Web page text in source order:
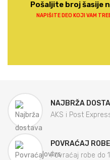
Pošaljite broj šasije
NAPIŠITE DEO KOJI VAM
NAJBRŽA
AKS i Post
POVRAĆAJ ROBE
Povraćaj robe do